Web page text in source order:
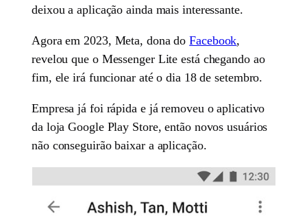
deixou a aplicação ainda mais interessante.
Agora em 2023, Meta, dona doFacebook,
revelou que o Messenger Lite está chegando ao
fim, ele irá funcionar até o dia 18 de setembro.
Empresa já foi rápida e já removeu o aplicativo
da loja Google Play Store, então novos usuários
não conseguirão baixar a aplicação.